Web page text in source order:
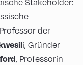
der
i, Gründer
, Professorin